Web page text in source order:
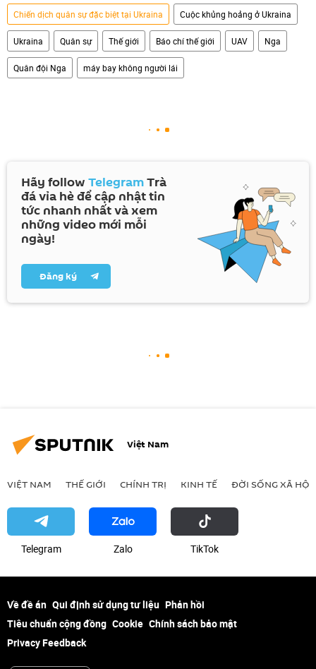
Chiến dịch quân sự đặc biệt tại Ukraina Cuộc khủng hoảng ở Ukraina
Ukraina Quân sự Thế giới Báo chí thế giới UAV Nga
Quân đội Nga máy bay không người lái
Hãy follow TelegramTrà
đá vỉa hè để cập nhật tin
tức nhanh nhất và xem
những video mới mỗi
ngày!
Đăng ký
Việt Nam
VIỆT NAM THẾ GIỚI CHÍNH TRỊ KINH TẾ ĐỜI SỐNG XÃ HỘI
Telegram Zalo ТikТоk
Về đề án Qui định sử dụng tư liệu Phản hồi
Tiêu chuẩn cộng đồng Cookie Chính sách bảo mật
Privacy Feedback